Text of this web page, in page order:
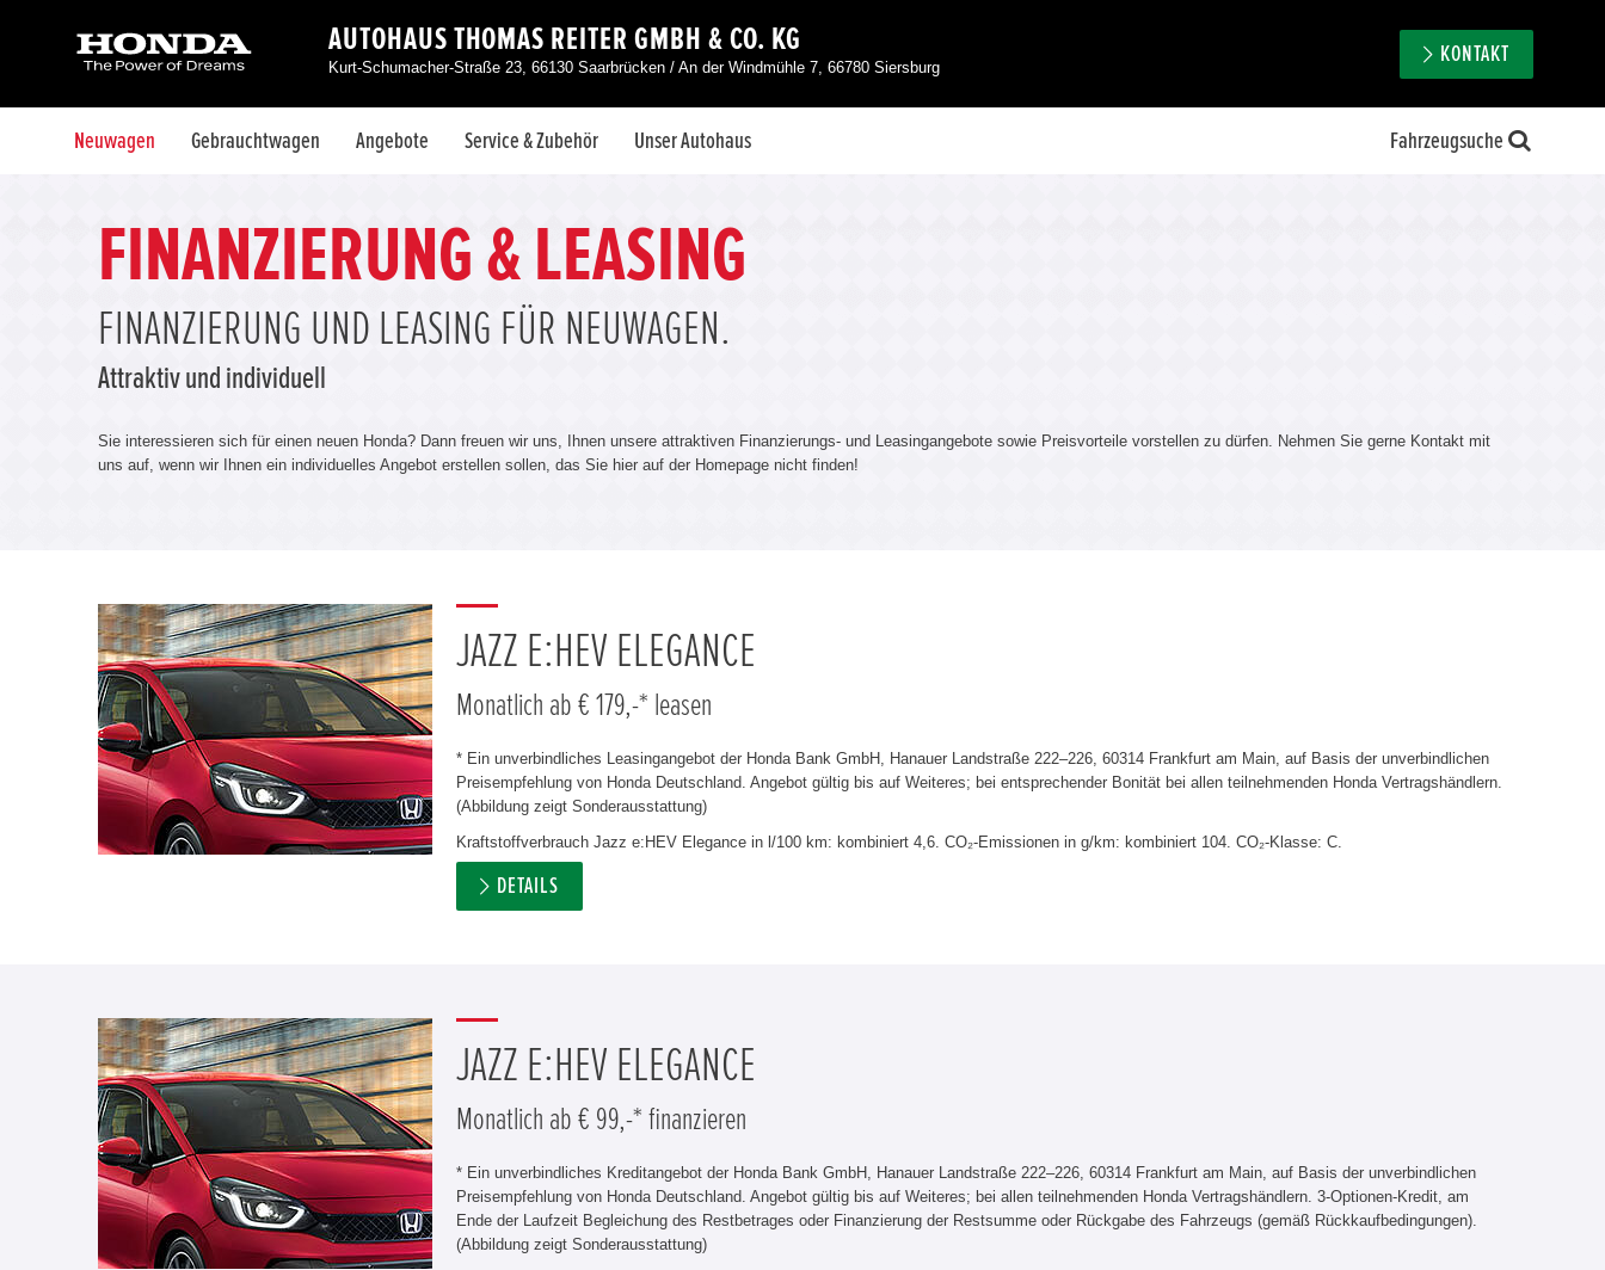
AUTOHAUS THOMAS REITER GMBH & CO. KG
Kurt-Schumacher-Straße 23, 66130 Saarbrücken / An der Windmühle 7, 66780 Siersburg
KONTAKT
Neuwagen Gebrauchtwagen Angebote Service & Zubehör Unser Autohaus Fahrzeugsuche
FINANZIERUNG & LEASING
FINANZIERUNG UND LEASING FÜR NEUWAGEN.
Attraktiv und individuell
Sie interessieren sich für einen neuen Honda? Dann freuen wir uns, Ihnen unsere attraktiven Finanzierungs- und Leasingangebote sowie Preisvorteile vorstellen zu dürfen. Nehmen Sie gerne Kontakt mit
uns auf, wenn wir Ihnen ein individuelles Angebot erstellen sollen, das Sie hier auf der Homepage nicht finden!
JAZZ E:HEV ELEGANCE
Monatlich ab € 179,-* leasen
* Ein unverbindliches Leasingangebot der Honda Bank GmbH, Hanauer Landstraße 222–226, 60314 Frankfurt am Main, auf Basis der unverbindlichen
Preisempfehlung von Honda Deutschland. Angebot gültig bis auf Weiteres; bei entsprechender Bonität bei allen teilnehmenden Honda Vertragshändlern.
(Abbildung zeigt Sonderausstattung)
Kraftstoffverbrauch Jazz e:HEV Elegance in l/100 km: kombiniert 4,6. CO₂-Emissionen in g/km: kombiniert 104. CO₂-Klasse: C.
DETAILS
JAZZ E:HEV ELEGANCE
Monatlich ab € 99,-* finanzieren
* Ein unverbindliches Kreditangebot der Honda Bank GmbH, Hanauer Landstraße 222–226, 60314 Frankfurt am Main, auf Basis der unverbindlichen
Preisempfehlung von Honda Deutschland. Angebot gültig bis auf Weiteres; bei allen teilnehmenden Honda Vertragshändlern. 3-Optionen-Kredit, am
Ende der Laufzeit Begleichung des Restbetrages oder Finanzierung der Restsumme oder Rückgabe des Fahrzeugs (gemäß Rückkaufbedingungen).
(Abbildung zeigt Sonderausstattung)